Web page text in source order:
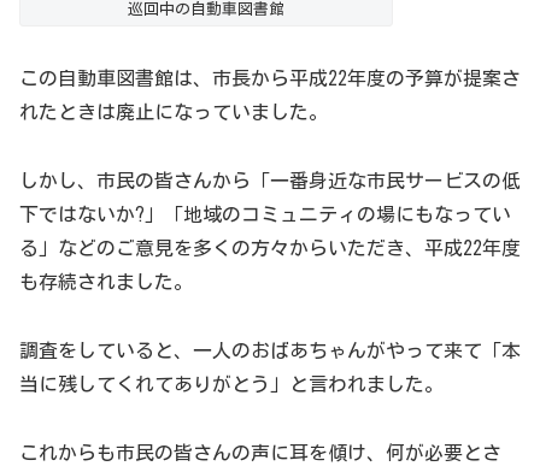
巡回中の自動車図書館
この自動車図書館は、市長から平成22年度の予算が提案さ
れたときは廃止になっていました。
しかし、市民の皆さんから「一番身近な市民サービスの低
下ではないか?」「地域のコミュニティの場にもなってい
る」などのご意見を多くの方々からいただき、平成22年度
も存続されました。
調査をしていると、一人のおばあちゃんがやって来て「本
当に残してくれてありがとう」と言われました。
これからも市民の皆さんの声に耳を傾け、何が必要とさ